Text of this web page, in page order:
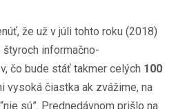
že už v júli tohto roku (2018)
informačno-
čo bude stáť takmer celých 100
vysoká čiastka ak zvážime, na
sú”. Prednedávnom prišlo na